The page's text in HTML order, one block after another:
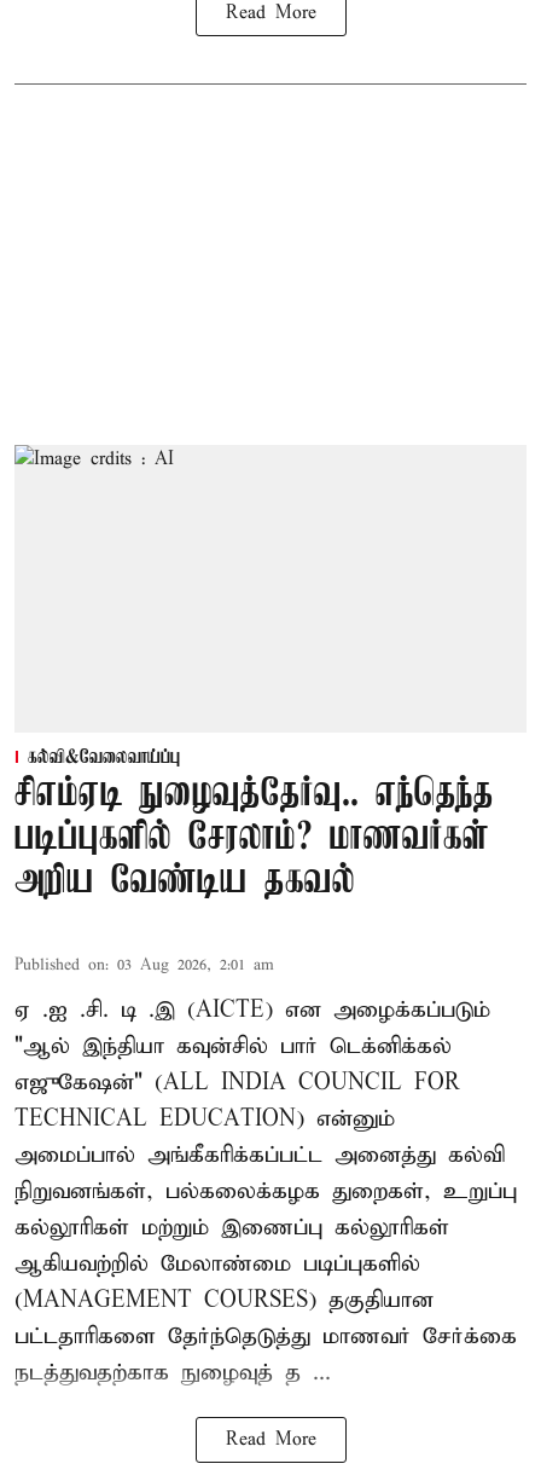
Read More
கல்வி&வேலைவாய்ப்பு
சிஎம்ஏடி நுழைவுத்தேர்வு.. எந்தெந்த
படிப்புகளில் சேரலாம்? மாணவர்கள்
அறிய வேண்டிய தகவல்
Published on: 03 Aug 2026, 2:01 am
ஏ .ஐ .சி. டி .இ (AICTE) என அழைக்கப்படும்
"ஆல் இந்தியா கவுன்சில் பார் டெக்னிக்கல்
எஜுகேஷன்" (ALL INDIA COUNCIL FOR
TECHNICAL EDUCATION) என்னும்
அமைப்பால் அங்கீகரிக்கப்பட்ட அனைத்து கல்வி
நிறுவனங்கள், பல்கலைக்கழக துறைகள், உறுப்பு
கல்லூரிகள் மற்றும் இணைப்பு கல்லூரிகள்
ஆகியவற்றில் மேலாண்மை படிப்புகளில்
(MANAGEMENT COURSES) தகுதியான
பட்டதாரிகளை தேர்ந்தெடுத்து மாணவர் சேர்க்கை
நடத்துவதற்காக நுழைவுத் த ...
Read More